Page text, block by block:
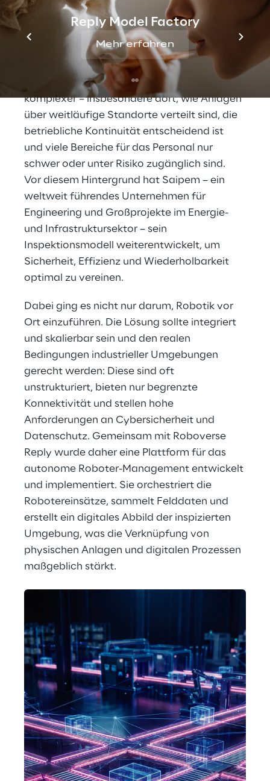
Reply Model Factory
Mehr erfahren
Autonome Robotik für
komplexe industrielle
Inspektionen
Industrielle Inspektionen werden immer
komplexer – insbesondere dort, wie Anlagen
über weitläufige Standorte verteilt sind, die
betriebliche Kontinuität entscheidend ist
und viele Bereiche für das Personal nur
schwer oder unter Risiko zugänglich sind.
Vor diesem Hintergrund hat Saipem – ein
weltweit führendes Unternehmen für
Engineering und Großprojekte im Energie-
und Infrastruktursektor – sein
Inspektionsmodell weiterentwickelt, um
Sicherheit, Effizienz und Wiederholbarkeit
optimal zu vereinen.
Dabei ging es nicht nur darum, Robotik vor
Ort einzuführen. Die Lösung sollte integriert
und skalierbar sein und den realen
Bedingungen industrieller Umgebungen
gerecht werden: Diese sind oft
unstrukturiert, bieten nur begrenzte
Konnektivität und stellen hohe
Anforderungen an Cybersicherheit und
Datenschutz. Gemeinsam mit Roboverse
Reply wurde daher eine Plattform für das
autonome Roboter-Management entwickelt
und implementiert. Sie orchestriert die
Robotereinsätze, sammelt Felddaten und
erstellt ein digitales Abbild der inspizierten
Umgebung, was die Verknüpfung von
physischen Anlagen und digitalen Prozessen
maßgeblich stärkt.